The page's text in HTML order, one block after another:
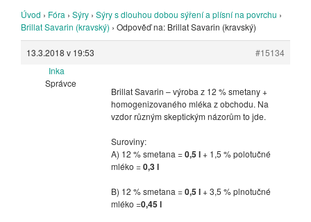
Úvod › Fóra › Sýry › Sýry s dlouhou dobou sýření a plísní na povrchu ›
Brillat Savarin (kravský) › Odpověď na: Brillat Savarin (kravský)
13.3.2018 v 19:53
#15134
Inka
Správce
Brillat Savarin – výroba z 12 % smetany +
homogenizovaného mléka z obchodu. Na
vzdor různým skeptickým názorům to jde.
Suroviny:
A) 12 % smetana =0,5 l+ 1,5 % polotučné
mléko =0,3 l
B) 12 % smetana =0,5 l+ 3,5 % plnotučné
mléko =0,45 l